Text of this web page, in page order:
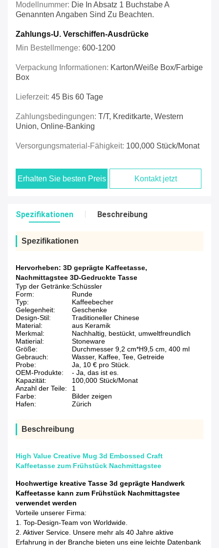
Modellnummer: Die In Absatz 1 Buchstabe A
Genannten Angaben Sind Zu Beachten.
Zahlungs-U. Verschiffen-Ausdrücke
Min Bestellmenge: 600-1200
Verpackung Informationen: Karton/weiße Box/farbige
Box
Lieferzeit: 45 Bis 60 Tage
Zahlungsbedingungen: T/T, Kreditkarte, Western
Union, Online-Banking
Versorgungsmaterial-Fähigkeit: 100,000 Stück/Monat
Erhalten Sie besten Preis Kontakt jetzt
Spezifikationen Beschreibung
Spezifikationen
Hervorheben: 3D geprägte Kaffeetasse,
Nachmittagstee 3D-Gedruckte Tasse
Typ der Getränke:Schüssler
Form:
Runde
Typ:
Kaffeebecher
Gelegenheit:
Geschenke
Design-Stil:
Traditioneller Chinese
Material:
aus Keramik
Merkmal:
Nachhaltig, bestückt, umweltfreundlich
Matierial:
Stoneware
Größe:
Durchmesser 9,2 cm*H9,5 cm, 400 ml
Gebrauch:
Wasser, Kaffee, Tee, Getreide
Probe:
Ja, 10 € pro Stück.
OEM-Produkte:
- Ja, das ist es.
Kapazität:
100,000 Stück/Monat
Anzahl der Teile:
1
Farbe:
Bilder zeigen
Hafen:
Zürich
Beschreibung
High Value Creative Mug 3d Embossed Craft
Kaffeetasse zum Frühstück Nachmittagstee
Hochwertige kreative Tasse 3d geprägte Handwerk
Kaffeetasse kann zum Frühstück Nachmittagstee
verwendet werden
Vorteile unserer Firma:
1. Top-Design-Team von Worldwide.
2. Aktiver Service. Unsere mehr als 40 Jahre aktive
Erfahrung in der Branche bieten uns eine leichte Datenbank